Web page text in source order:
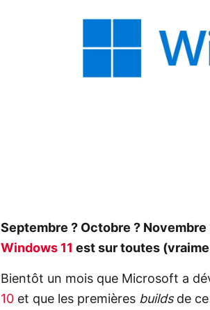
Septembre ? Octobre ?
Windows 11 est sur toutes
Bientôt un mois que Microsoft a
10 et que les premières buildsde ce